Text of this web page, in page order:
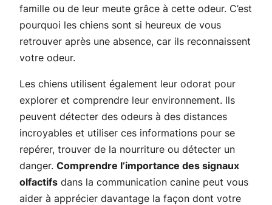
famille ou de leur meute grâce à cette odeur. C’est
pourquoi les chiens sont si heureux de vous
retrouver après une absence, car ils reconnaissent
votre odeur.
Les chiens utilisent également leur odorat pour
explorer et comprendre leur environnement. Ils
peuvent détecter des odeurs à des distances
incroyables et utiliser ces informations pour se
repérer, trouver de la nourriture ou détecter un
danger. Comprendre l’importance des signaux
olfactifs dans la communication canine peut vous
aider à apprécier davantage la façon dont votre